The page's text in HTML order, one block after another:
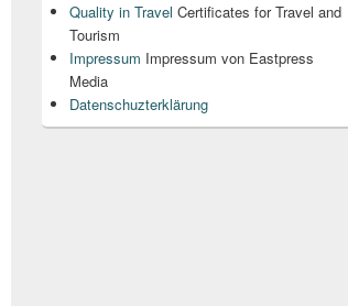
Quality in Travel Certificates for Travel and
Tourism
Impressum Impressum von Eastpress
Media
Datenschuzterklärung